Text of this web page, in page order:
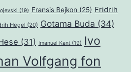
(19) Fransis Bejkon (25) Fridrih
Hegel (20) Gotama Buda (34)
(31) Imanuel Kant (19)
Ivo
Volfgang fon